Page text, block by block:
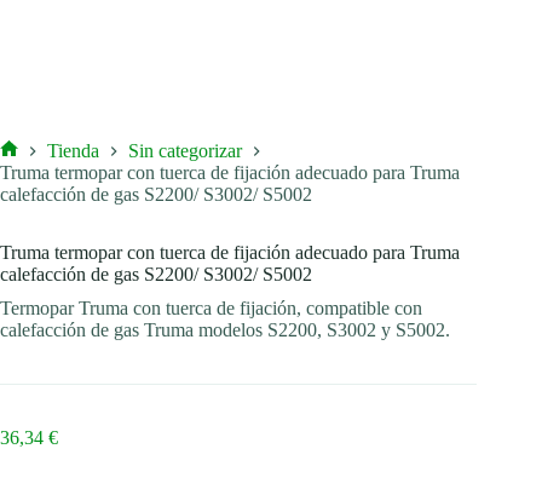
Inicio
Tienda
Sin categorizar
Truma termopar con tuerca de fijación adecuado para Truma
calefacción de gas S2200/ S3002/ S5002
Truma termopar con tuerca de fijación adecuado para Truma
calefacción de gas S2200/ S3002/ S5002
Termopar Truma con tuerca de fijación, compatible con
calefacción de gas Truma modelos S2200, S3002 y S5002.
36,34 €